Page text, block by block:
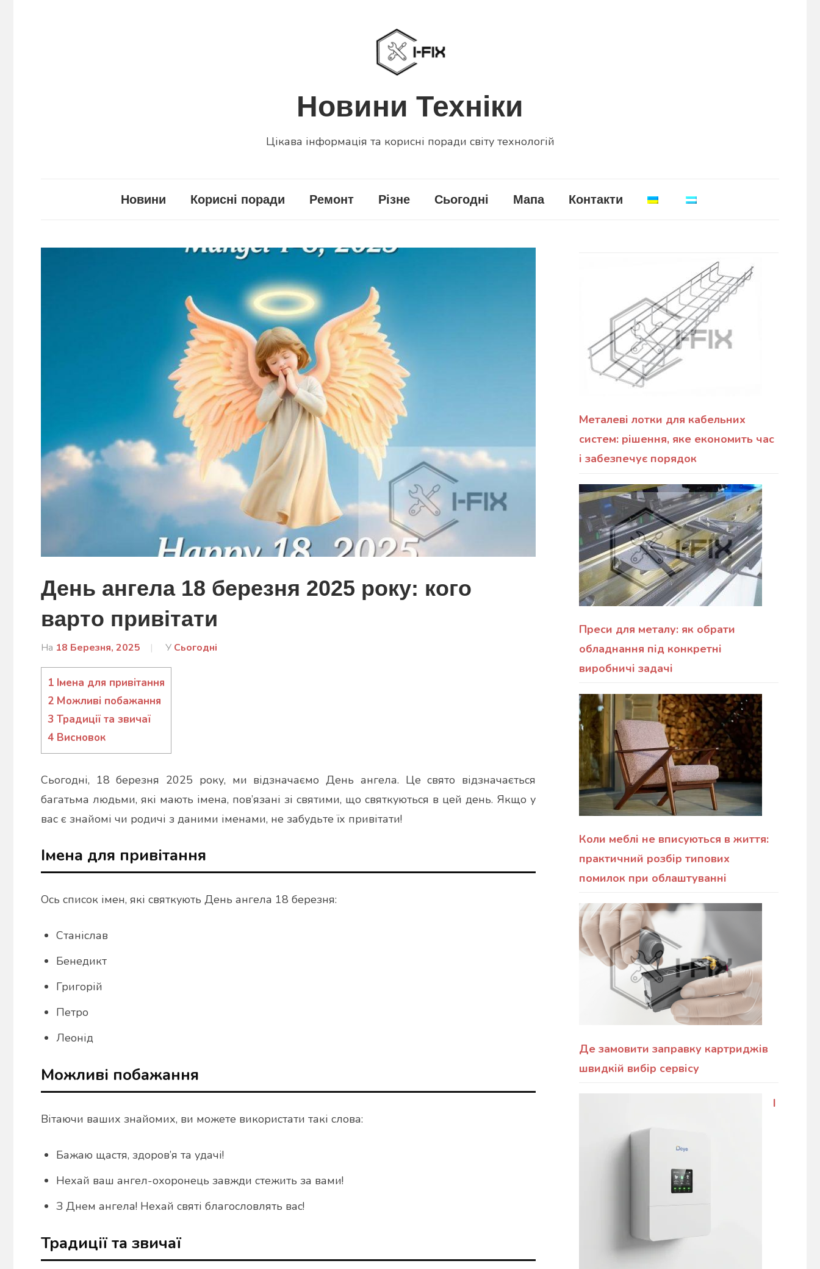
Новини Техніки
Цікава інформація та корисні поради світу технологій
Новини Корисні поради Ремонт Різне Сьогодні Мапа Контакти
День ангела 18 березня 2025 року: кого
варто привітати
На 18 Березня, 2025
Від
admin
У Сьогодні
1 Імена для привітання
2 Можливі побажання
3 Традиції та звичаї
4 Висновок
Сьогодні, 18 березня 2025 року, ми відзначаємо День ангела. Це свято відзначається
багатьма людьми, які мають імена, пов’язані зі святими, що святкуються в цей день. Якщо у
вас є знайомі чи родичі з даними іменами, не забудьте їх привітати!
Імена для привітання
Ось список імен, які святкують День ангела 18 березня:
Станіслав
Бенедикт
Григорій
Петро
Леонід
Можливі побажання
Вітаючи ваших знайомих, ви можете використати такі слова:
Бажаю щастя, здоров’я та удачі!
Нехай ваш ангел-охоронець завжди стежить за вами!
З Днем ангела! Нехай святі благословлять вас!
Традиції та звичаї
Металеві лотки для кабельних
систем: рішення, яке економить час
і забезпечує порядок
Преси для металу: як обрати
обладнання під конкретні
виробничі задачі
Коли меблі не вписуються в життя:
практичний розбір типових
помилок при облаштуванні
Де замовити заправку картриджів
швидкій вибір сервісу
І